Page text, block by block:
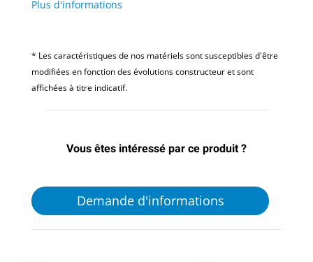
Plus d'informations
* Les caractéristiques de nos matériels sont susceptibles d'être
modifiées en fonction des évolutions constructeur et sont
affichées à titre indicatif.
Vous êtes intéressé par ce produit ?
Demande d'informations